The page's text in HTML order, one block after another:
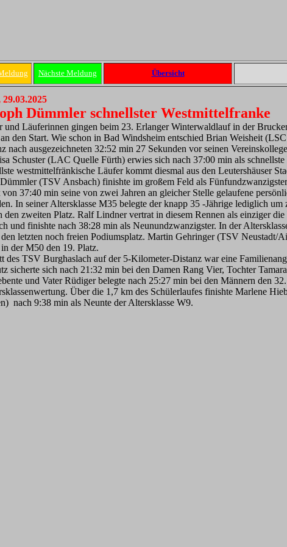
Nächste Meldung Übersicht
Dümmler schnellster Westmittelfranke
und Läuferinnen gingen beim 23. Erlanger Winterwaldlauf in der
den Start. Wie schon in Bad Windsheim entschied Brian Weisheit
nach ausgezeichneten 32:52 min 27 Sekunden vor seinen
Schuster (LAC Quelle Fürth) erwies sich nach 37:00 min als schnellste
westmittelfränkische Läufer kommt diesmal aus den Leutershäuser
(TSV Ansbach) finishte im großem Feld als
37:40 min seine von zwei Jahren an gleicher Stelle gelaufene
In seiner Altersklasse M35 belegte der knapp 35 -Jährige lediglich um
den zweiten Platz. Ralf Lindner vertrat in diesem Rennen als einziger
und finishte nach 38:28 min als Neunundzwanzigster. In der
letzten noch freien Podiumsplatz. Martin Gehringer (TSV Neustadt/
der M50 den 19. Platz.
des TSV Burghaslach auf der 5-Kilometer-Distanz war eine
sicherte sich nach 21:32 min bei den Damen Rang Vier, Tochter
und Vater Rüdiger belegte nach 25:27 min bei den Männern den
Über die 1,7 km des Schülerlaufes finishte Marlene
nach 9:38 min als Neunte der Altersklasse W9.